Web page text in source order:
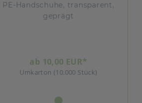
PE-Handschuhe, transparent,
geprägt
ab 10,00 EUR*
Umkarton (10.000 Stück)